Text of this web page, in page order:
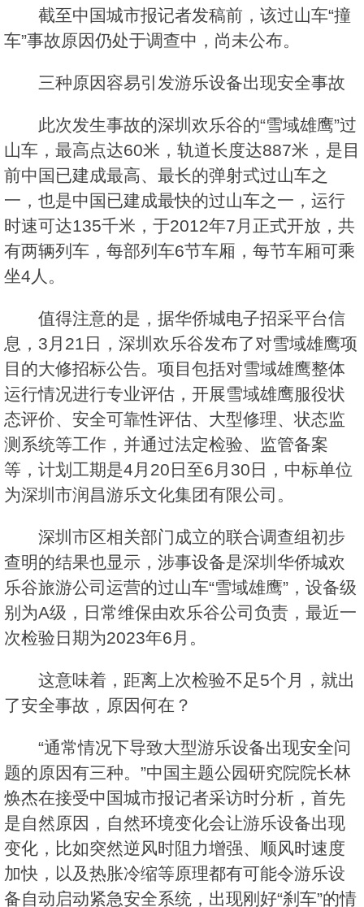
截至中国城市报记者发稿前，该过山车“撞
车”事故原因仍处于调查中，尚未公布。
三种原因容易引发游乐设备出现安全事故
此次发生事故的深圳欢乐谷的“雪域雄鹰”过
山车，最高点达60米，轨道长度达887米，是目
前中国已建成最高、最长的弹射式过山车之
一，也是中国已建成最快的过山车之一，运行
时速可达135千米，于2012年7月正式开放，共
有两辆列车，每部列车6节车厢，每节车厢可乘
坐4人。
值得注意的是，据华侨城电子招采平台信
息，3月21日，深圳欢乐谷发布了对雪域雄鹰项
目的大修招标公告。项目包括对雪域雄鹰整体
运行情况进行专业评估，开展雪域雄鹰服役状
态评价、安全可靠性评估、大型修理、状态监
测系统等工作，并通过法定检验、监管备案
等，计划工期是4月20日至6月30日，中标单位
为深圳市润昌游乐文化集团有限公司。
深圳市区相关部门成立的联合调查组初步
查明的结果也显示，涉事设备是深圳华侨城欢
乐谷旅游公司运营的过山车“雪域雄鹰”，设备级
别为A级，日常维保由欢乐谷公司负责，最近一
次检验日期为2023年6月。
这意味着，距离上次检验不足5个月，就出
了安全事故，原因何在？
“通常情况下导致大型游乐设备出现安全问
题的原因有三种。”中国主题公园研究院院长林
焕杰在接受中国城市报记者采访时分析，首先
是自然原因，自然环境变化会让游乐设备出现
变化，比如突然逆风时阻力增强、顺风时速度
加快，以及热胀冷缩等原理都有可能令游乐设
备自动启动紧急安全系统，出现刚好“刹车”的情